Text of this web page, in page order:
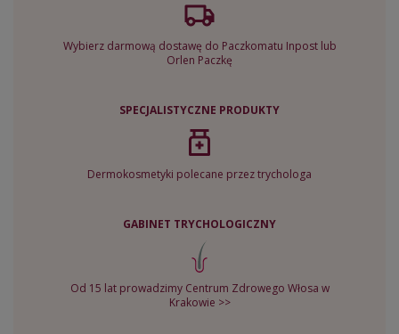
Wybierz darmową dostawę do Paczkomatu Inpost lub
Orlen Paczkę
SPECJALISTYCZNE PRODUKTY
Dermokosmetyki polecane przez trychologa
GABINET TRYCHOLOGICZNY
Od 15 lat prowadzimy Centrum Zdrowego Włosa w
Krakowie >>